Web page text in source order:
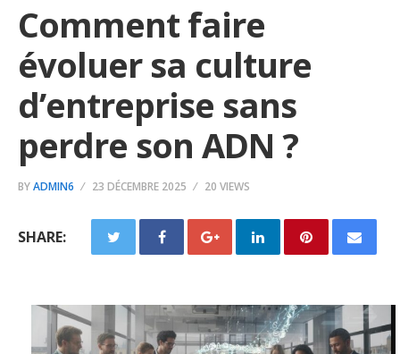
Comment faire
évoluer sa culture
d’entreprise sans
perdre son ADN ?
BYADMIN6 23 DÉCEMBRE 2025 20 VIEWS
SHARE: